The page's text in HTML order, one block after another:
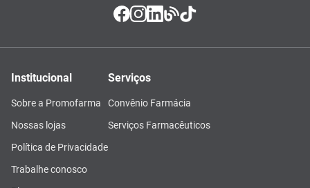
Institucional
Sobre a Promofarma
Nossas lojas
Política de Privacidade
Trabalhe conosco
Serviços
Convênio Farmácia
Serviços Farmacêuticos